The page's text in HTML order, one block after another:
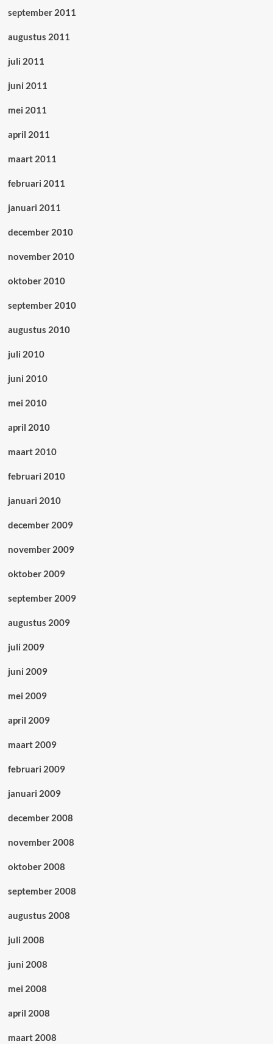
september 2011
augustus 2011
juli 2011
juni 2011
mei 2011
april 2011
maart 2011
februari 2011
januari 2011
december 2010
november 2010
oktober 2010
september 2010
augustus 2010
juli 2010
juni 2010
mei 2010
april 2010
maart 2010
februari 2010
januari 2010
december 2009
november 2009
oktober 2009
september 2009
augustus 2009
juli 2009
juni 2009
mei 2009
april 2009
maart 2009
februari 2009
januari 2009
december 2008
november 2008
oktober 2008
september 2008
augustus 2008
juli 2008
juni 2008
mei 2008
april 2008
maart 2008